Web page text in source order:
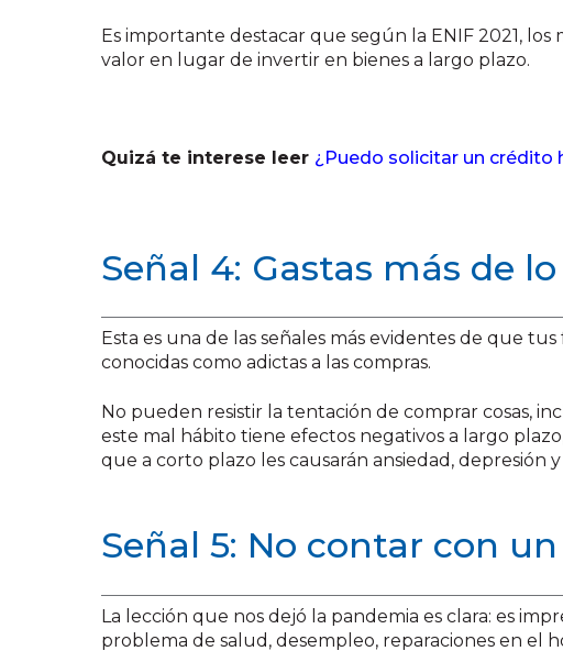
Es importante destacar que según la ENIF 2021,
valor en lugar de invertir en bienes a largo plazo.
Quizá te interese leer ¿Puedo solicitar un crédito
Señal 4: Gastas más de
Esta es una de las señales más evidentes de que
conocidas como adictas a las compras.
No pueden resistir la tentación de comprar cosas,
este mal hábito tiene efectos negativos a largo
que a corto plazo les causarán ansiedad, depresión
Señal 5: No contar con
La lección que nos dejó la pandemia es clara: es
problema de salud, desempleo, reparaciones en el